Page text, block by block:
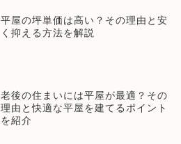
平屋の坪単価は高い？その理由と安
く抑える方法を解説
老後の住まいには平屋が最適？その
理由と快適な平屋を建てるポイント
を紹介